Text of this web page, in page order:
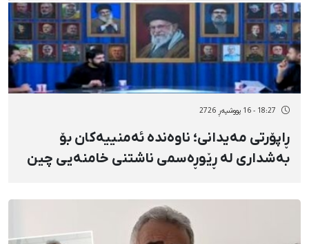
18:27 - 16 پووشپەڕ 2726
ڕاپۆرتی مەیدانی؛ ناوەندە ئەمنییەکان بۆ
بەشداری لە ڕێوڕەسمی ناشتنی خامنەیی چین
گوشارەوە